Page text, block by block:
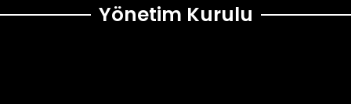
Yönetim Kurulu